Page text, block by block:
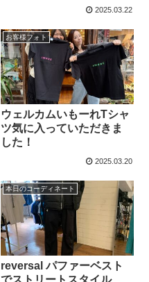
2025.03.22
お客様フォト
ウェルカムいもーれTシャ
ツ気に入っていただきま
した！
2025.03.20
本日のコーディネート
reversal パファーベスト
でストリートスタイル